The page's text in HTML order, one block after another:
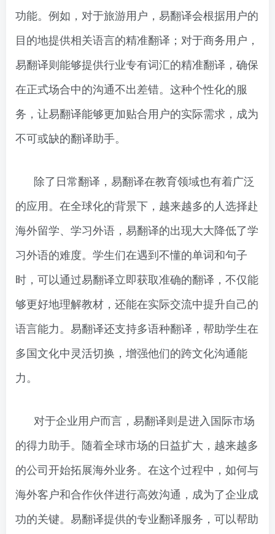
功能。例如，对于旅游用户，易翻译会根据用户的
目的地提供相关语言的精准翻译；对于商务用户，
易翻译则能够提供行业专有词汇的精准翻译，确保
在正式场合中的沟通不出差错。这种个性化的服
务，让易翻译能够更加贴合用户的实际需求，成为
不可或缺的翻译助手。
除了日常翻译，易翻译在教育领域也有着广泛
的应用。在全球化的背景下，越来越多的人选择赴
海外留学、学习外语，易翻译的出现大大降低了学
习外语的难度。学生们在遇到不懂的单词和句子
时，可以通过易翻译立即获取准确的翻译，不仅能
够更好地理解教材，还能在实际交流中提升自己的
语言能力。易翻译还支持多语种翻译，帮助学生在
多国文化中灵活切换，增强他们的跨文化沟通能
力。
对于企业用户而言，易翻译则是进入国际市场
的得力助手。随着全球市场的日益扩大，越来越多
的公司开始拓展海外业务。在这个过程中，如何与
海外客户和合作伙伴进行高效沟通，成为了企业成
功的关键。易翻译提供的专业翻译服务，可以帮助